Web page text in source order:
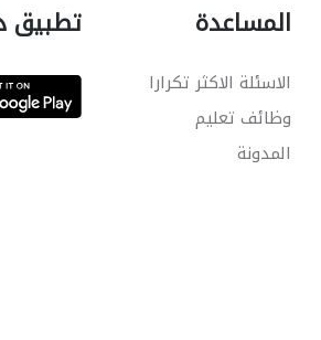
المساعدة
الاسئلة الاكثر تكرارا
وظائف تعليم
المدونة
تطبيق